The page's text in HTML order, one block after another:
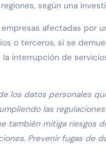
según una
afectadas por
o terceros, si se
interrupción de
los datos personales
las
también mitiga riesgos
Prevenir fugas de